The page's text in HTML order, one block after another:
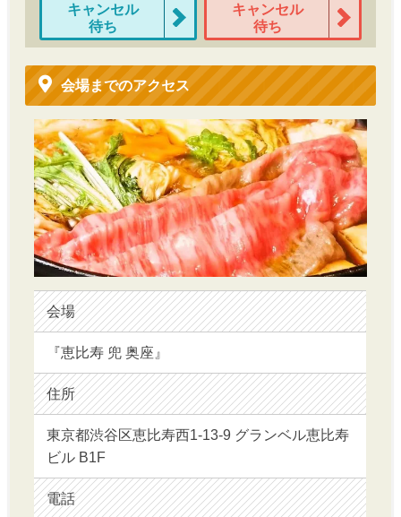
キャンセル
待ち
キャンセル
待ち
会場までのアクセス
会場
『恵比寿 兜 奥座』
住所
東京都渋谷区恵比寿西1-13-9 グランベル恵比寿
ビル B1F
電話